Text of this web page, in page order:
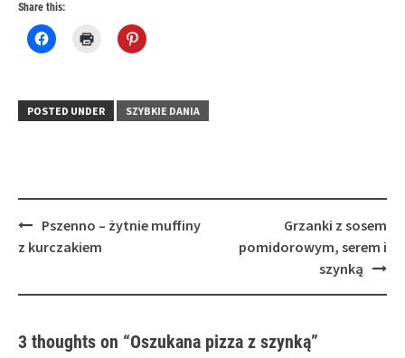
Share this:
Click
to
in
new
Click
window)
Click
to
in
new
POSTED UNDER SZYBKIE DANIA
Post
navigation
Pszenno – żytnie muffiny
z kurczakiem
Grzanki z sosem
pomidorowym, serem i
szynką
3 thoughts on “Oszukana pizza z szynką”